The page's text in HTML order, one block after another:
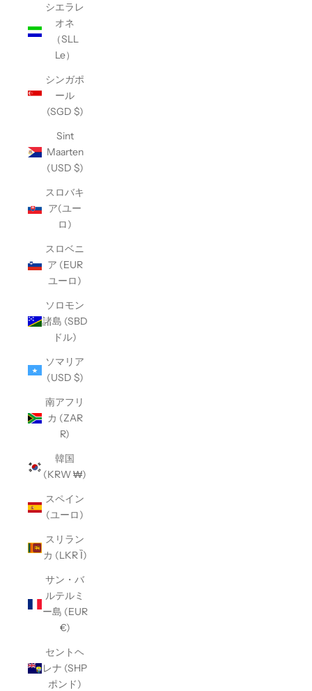
シエラレ
オネ
（SLL
Le）
シンガポ
ール
(SGD $)
Sint
Maarten
(USD $)
スロバキ
ア(ユー
ロ)
スロベニ
ア (EUR
ユーロ)
ソロモン
諸島 (SBD
ドル)
ソマリア
(USD $)
南アフリ
カ (ZAR
R)
韓国
(KRW ₩)
スペイン
(ユーロ)
スリラン
カ (LKR Ȉ)
サン・バ
ルテルミ
ー島 (EUR
€)
セントヘ
レナ (SHP
ポンド)